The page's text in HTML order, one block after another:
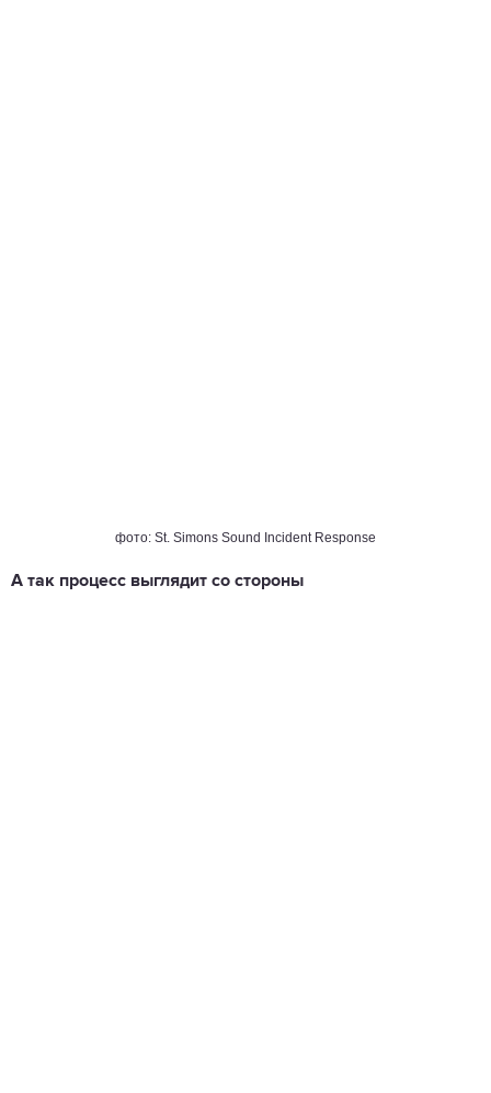
фото: St. Simons Sound Incident Response
А так процесс выглядит со стороны